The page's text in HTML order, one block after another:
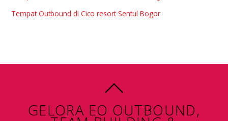
Tempat Outbound di Cico resort Sentul Bogor
GELORA EO OUTBOUND,